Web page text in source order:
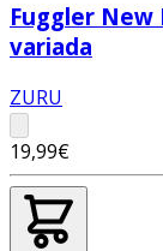
Fuggler New
variada
ZURU
19,99€